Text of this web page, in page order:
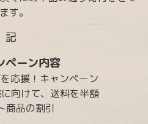
す。
記
ペーン内容
応援！キャンペーン
向けて、送料を半額
商品の割引